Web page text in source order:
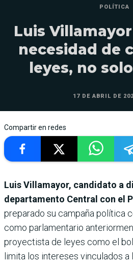
POLÍTICA
Luis
necesidad de
leyes, no
17 DE ABRIL DE
Compartir en redes
Luis Villamayor, candidato a
departamento Central con el
preparado su campaña política
como parlamentario
proyectista de leyes como el
limita los intereses vinculados a